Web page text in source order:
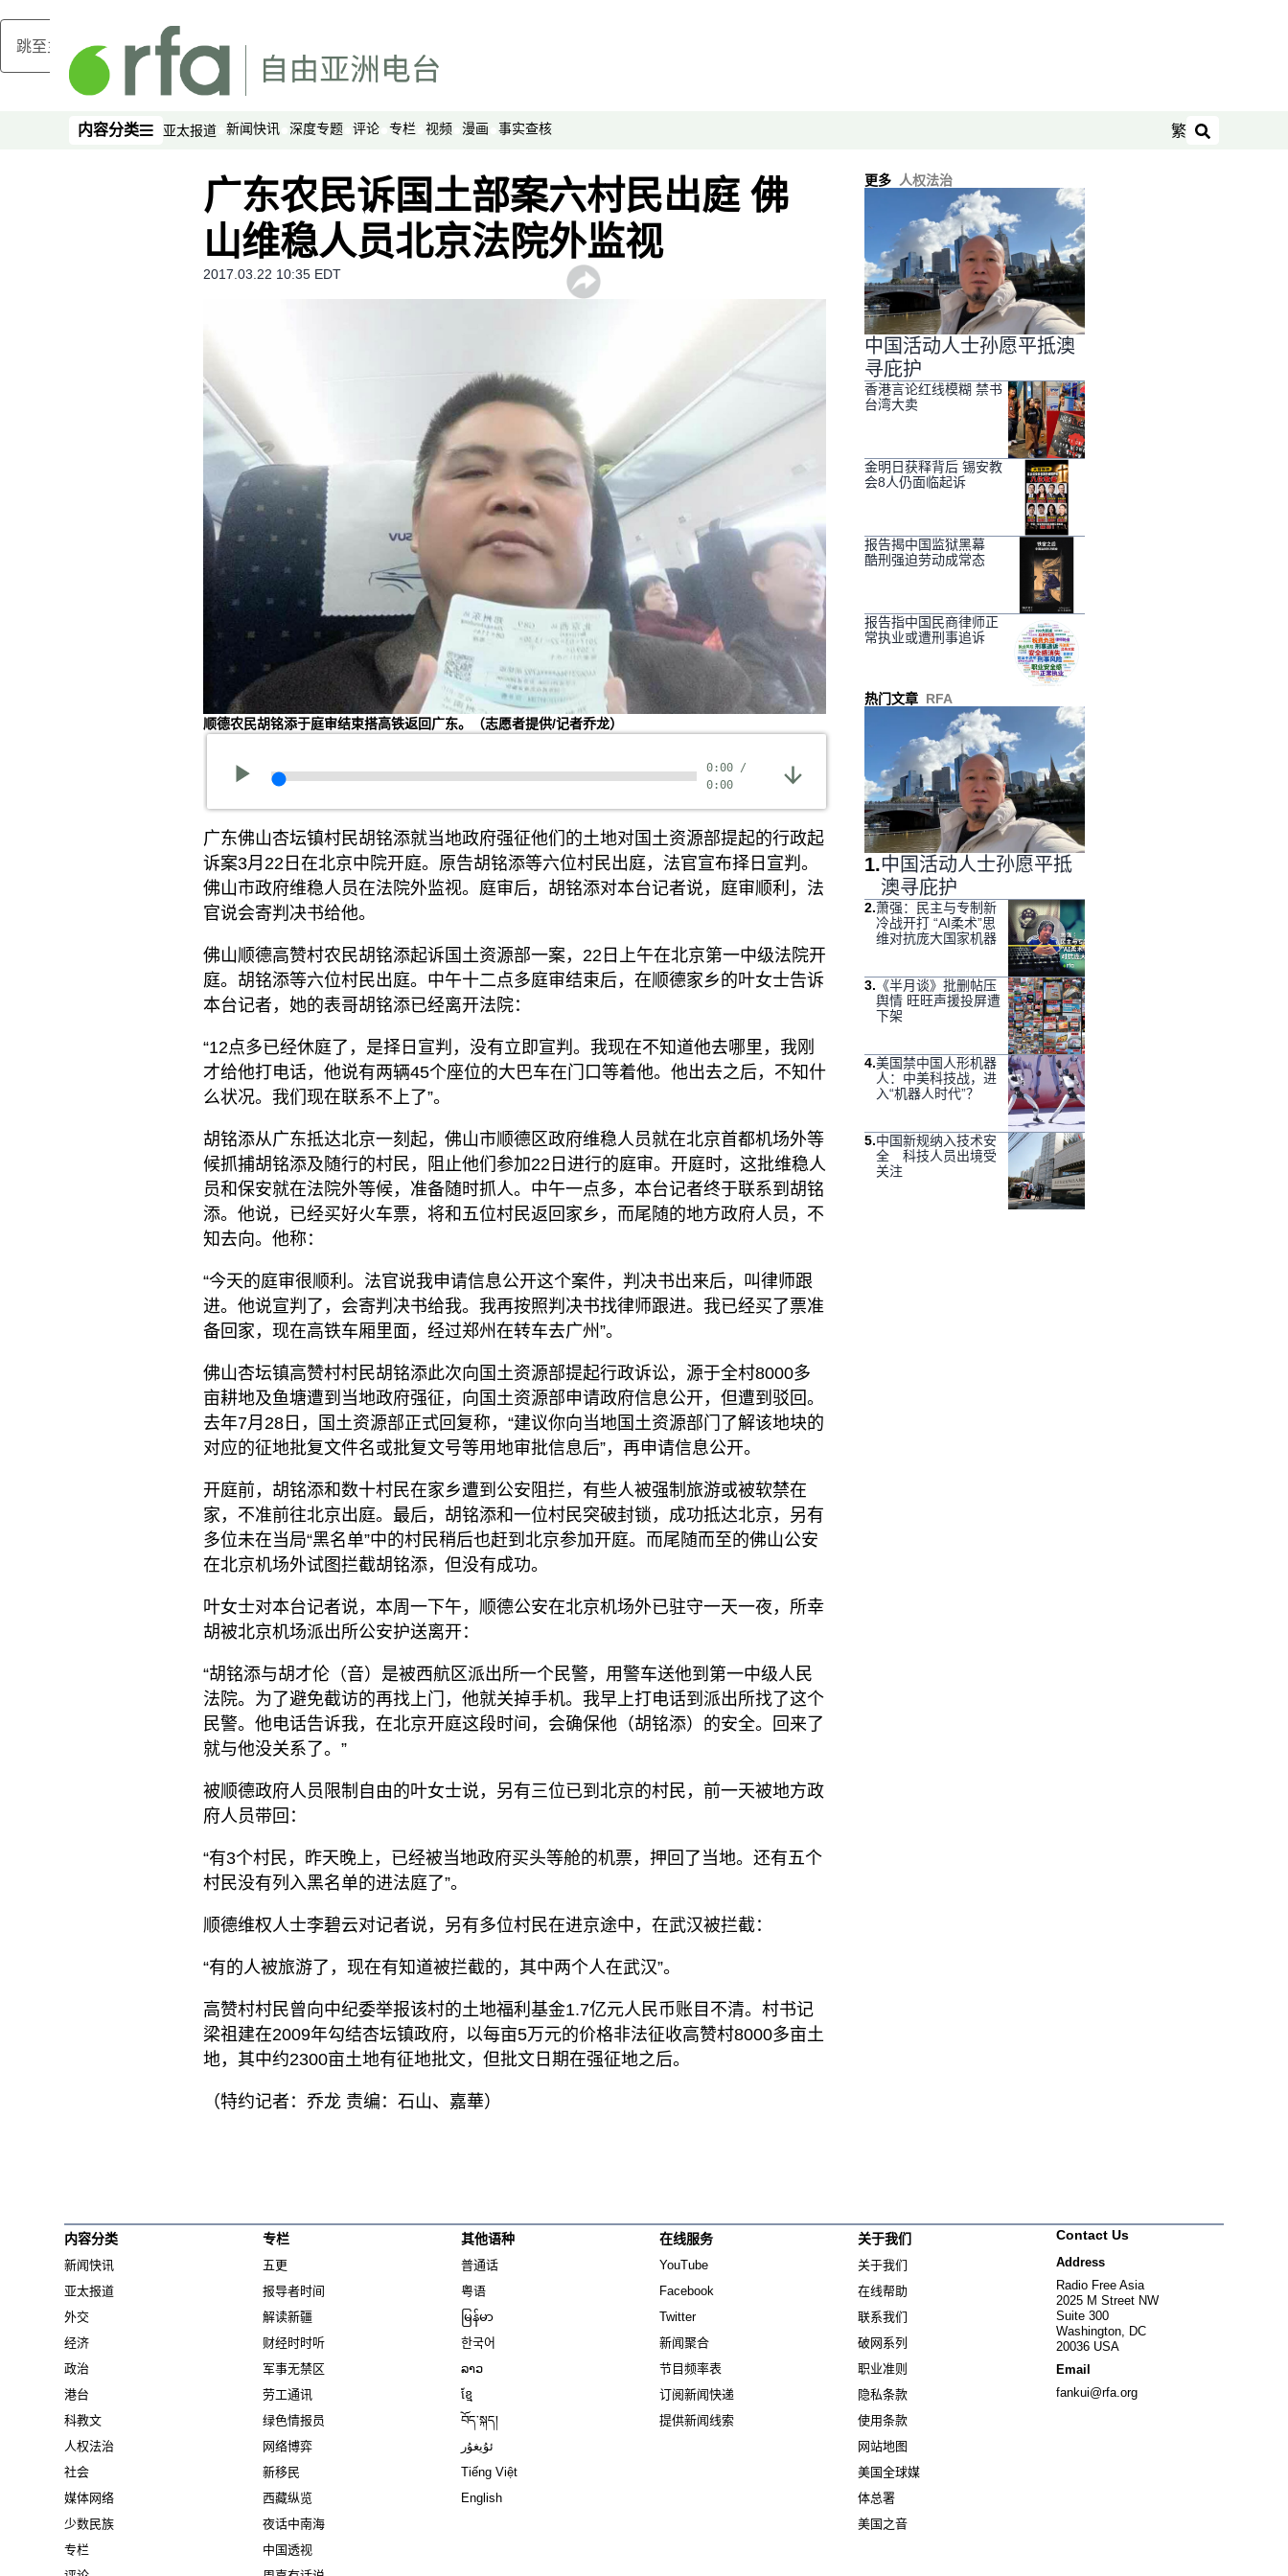
跳至主内容
内容分类
内容分类 亚太报道 新闻快讯 深度专题 评论 专栏 视频 漫画 事实查核 繁
搜索
亚洲很想聊
观点
专题与访谈
兵家常事
广东农民诉国土部案六村民出庭 佛
山维稳人员北京法院外监视
2017.03.22 10:35 EDT
顺德农民胡铭添于庭审结束搭高铁返回广东。（志愿者提供/记者乔龙）
0:00 /
0:00
广东佛山杏坛镇村民胡铭添就当地政府强征他们的土地对国土资源部提起的行政起
诉案3月22日在北京中院开庭。原告胡铭添等六位村民出庭，法官宣布择日宣判。
佛山市政府维稳人员在法院外监视。庭审后，胡铭添对本台记者说，庭审顺利，法
官说会寄判决书给他。
佛山顺德高赞村农民胡铭添起诉国土资源部一案，22日上午在北京第一中级法院开
庭。胡铭添等六位村民出庭。中午十二点多庭审结束后，在顺德家乡的叶女士告诉
本台记者，她的表哥胡铭添已经离开法院：
“12点多已经休庭了，是择日宣判，没有立即宣判。我现在不知道他去哪里，我刚
才给他打电话，他说有两辆45个座位的大巴车在门口等着他。他出去之后，不知什
么状况。我们现在联系不上了”。
胡铭添从广东抵达北京一刻起，佛山市顺德区政府维稳人员就在北京首都机场外等
候抓捕胡铭添及随行的村民，阻止他们参加22日进行的庭审。开庭时，这批维稳人
员和保安就在法院外等候，准备随时抓人。中午一点多，本台记者终于联系到胡铭
添。他说，已经买好火车票，将和五位村民返回家乡，而尾随的地方政府人员，不
知去向。他称：
“今天的庭审很顺利。法官说我申请信息公开这个案件，判决书出来后，叫律师跟
进。他说宣判了，会寄判决书给我。我再按照判决书找律师跟进。我已经买了票准
备回家，现在高铁车厢里面，经过郑州在转车去广州”。
佛山杏坛镇高赞村村民胡铭添此次向国土资源部提起行政诉讼，源于全村8000多
亩耕地及鱼塘遭到当地政府强征，向国土资源部申请政府信息公开，但遭到驳回。
去年7月28日，国土资源部正式回复称，“建议你向当地国土资源部门了解该地块的
对应的征地批复文件名或批复文号等用地审批信息后”，再申请信息公开。
开庭前，胡铭添和数十村民在家乡遭到公安阻拦，有些人被强制旅游或被软禁在
家，不准前往北京出庭。最后，胡铭添和一位村民突破封锁，成功抵达北京，另有
多位未在当局“黑名单”中的村民稍后也赶到北京参加开庭。而尾随而至的佛山公安
在北京机场外试图拦截胡铭添，但没有成功。
叶女士对本台记者说，本周一下午，顺德公安在北京机场外已驻守一天一夜，所幸
胡被北京机场派出所公安护送离开：
“胡铭添与胡才伦（音）是被西航区派出所一个民警，用警车送他到第一中级人民
法院。为了避免截访的再找上门，他就关掉手机。我早上打电话到派出所找了这个
民警。他电话告诉我，在北京开庭这段时间，会确保他（胡铭添）的安全。回来了
就与他没关系了。”
被顺德政府人员限制自由的叶女士说，另有三位已到北京的村民，前一天被地方政
府人员带回：
“有3个村民，昨天晚上，已经被当地政府买头等舱的机票，押回了当地。还有五个
村民没有列入黑名单的进法庭了”。
顺德维权人士李碧云对记者说，另有多位村民在进京途中，在武汉被拦截：
“有的人被旅游了，现在有知道被拦截的，其中两个人在武汉”。
高赞村村民曾向中纪委举报该村的土地福利基金1.7亿元人民币账目不清。村书记
梁祖建在2009年勾结杏坛镇政府，以每亩5万元的价格非法征收高赞村8000多亩土
地，其中约2300亩土地有征地批文，但批文日期在强征地之后。
（特约记者：乔龙 责编：石山​、嘉華）
更多 人权法治
中国活动人士孙愿平抵澳
寻庇护
香港言论红线模糊 禁书
台湾大卖
金明日获释背后 锡安教
会8人仍面临起诉
报告揭中国监狱黑幕
酷刑强迫劳动成常态
报告指中国民商律师正
常执业或遭刑事追诉
热门文章 RFA
1.中国活动人士孙愿平抵
澳寻庇护
2.萧强：民主与专制新
冷战开打 “AI柔术”思
维对抗庞大国家机器
3. 《半月谈》批删帖压
舆情 旺旺声援投屏遭
下架
4.美国禁中国人形机器
人：中美科技战，进
入“机器人时代”？
5.中国新规纳入技术安
全 科技人员出境受
关注
内容分类
新闻快讯
亚太报道
外交
经济
政治
港台
科教文
人权法治
社会
媒体网络
少数民族
专栏
专栏
五更
报导者时间
解读新疆
财经时时听
军事无禁区
劳工通讯
绿色情报员
网络博弈
新移民
西藏纵览
夜话中南海
中国透视
其他语种
普通话
粤语
မြန်မာ
한국어
ລາວ
ខ្មែ
བོད་སྐད།
ئۇيغۇر
Tiếng Việt
English
在线服务
YouTube
Facebook
Twitter
新闻聚合
节目频率表
订阅新闻快递
提供新闻线索
关于我们
关于我们
在线帮助
联系我们
破网系列
职业准则
隐私条款
使用条款
网站地图
美国全球媒
体总署
美国之音
Contact Us
Address
Radio Free Asia
2025 M Street NW
Suite 300
Washington, DC
20036 USA
Email
fankui@rfa.org